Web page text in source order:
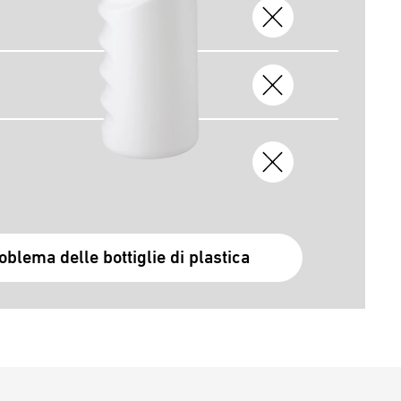
delle bottiglie di plastica